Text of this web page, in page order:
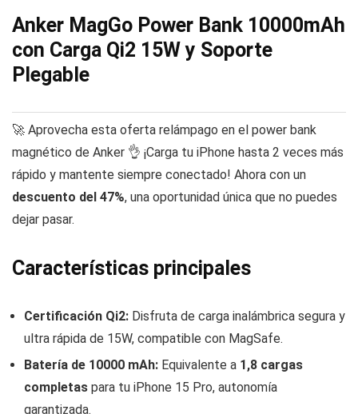
Anker MagGo Power Bank 10000mAh
con Carga Qi2 15W y Soporte
Plegable
🚀 Aprovecha esta oferta relámpago en el power bank
magnético de Anker 👌 ¡Carga tu iPhone hasta 2 veces más
rápido y mantente siempre conectado! Ahora con un
descuento del 47%, una oportunidad única que no puedes
dejar pasar.
Características principales
Certificación Qi2: Disfruta de carga inalámbrica segura y
ultra rápida de 15W, compatible con MagSafe.
Batería de 10000 mAh: Equivalente a 1,8 cargas
completas para tu iPhone 15 Pro, autonomía
garantizada.